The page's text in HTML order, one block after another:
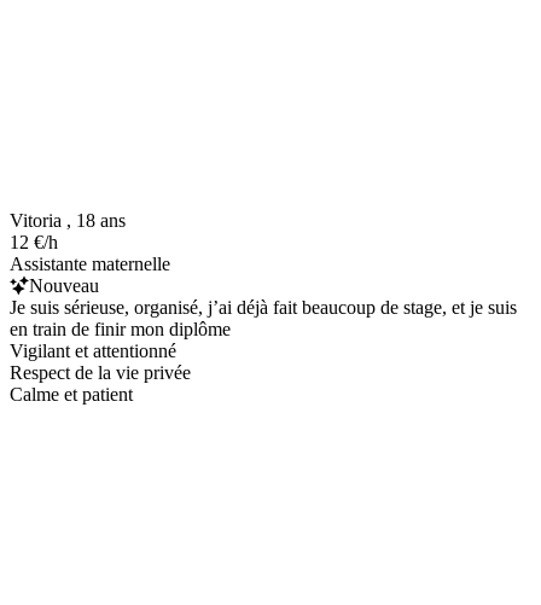
Vitoria , 18 ans
12 €/h
Assistante maternelle
Nouveau
Je suis sérieuse, organisé, j’ai déjà fait beaucoup de stage, et je suis
en train de finir mon diplôme
Vigilant et attentionné
Respect de la vie privée
Calme et patient